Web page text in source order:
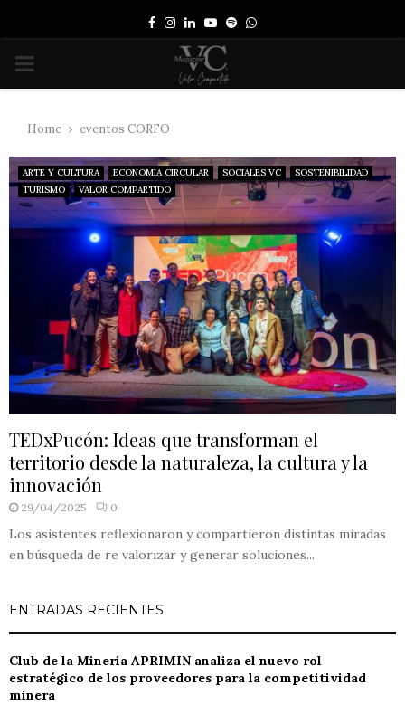
Facebook
Instagram
LinkedinYoutube
SpotifyWhatsapp
PRIMARY
Home eventos CORFO
ARTE Y CULTURA ECONOMIA CIRCULAR SOCIALES VC
SOSTENIBILIDAD
TURISMO
VALOR COMPARTIDO
TEDxPucón: Ideas que transforman el
territorio desde la naturaleza, la cultura y la
innovación
29/04/2025 0
Los asistentes reflexionaron y compartieron distintas miradas
en búsqueda de re valorizar y generar soluciones...
ENTRADAS RECIENTES
Club de la Minería APRIMIN analiza el nuevo rol
estratégico de los proveedores para la competitividad
minera